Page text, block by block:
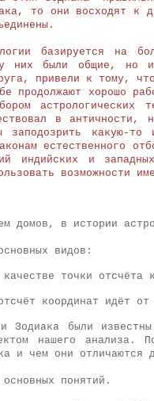
то они восходят к
базируется на
у них были общие, но
привели к тому,
продолжают хорошо
в
заподозрить какую-
естественного
индийских и
возможности
домов, в истории
видов:
точки отсчёта
координат идёт
Зодиака были
нашего анализа.
и чем они отличаются
понятий.